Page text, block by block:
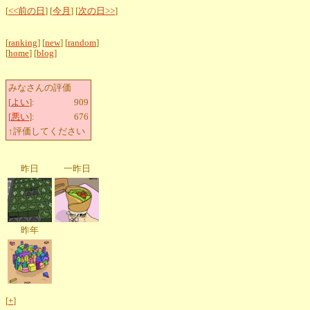
[<<前の日 ] [今月 ] [次の日>>]
[ranking] [new] [random]
[home] [blog]
みなさんの評価
[よい]:
909
[悪い]:
676
↑評価してください
昨日 一昨日
昨年
[+]